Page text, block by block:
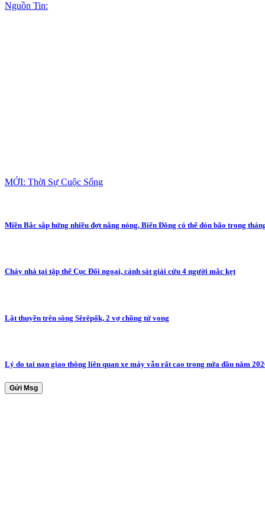
Nguồn Tin:
MỚI: Thời Sự Cuộc Sống
Miền Bắc sắp hứng nhiều đợt nắng nóng, Biển Đông có thể đón bão trong
Cháy nhà tại tập thể Cục Đối ngoại, cảnh sát giải cứu 4 người mắc kẹt
Lật thuyền trên sông Sêrêpốk, 2 vợ chồng tử vong
Lý do tai nạn giao thông liên quan xe máy vẫn rất cao trong nửa đầu năm
Gửi Msg